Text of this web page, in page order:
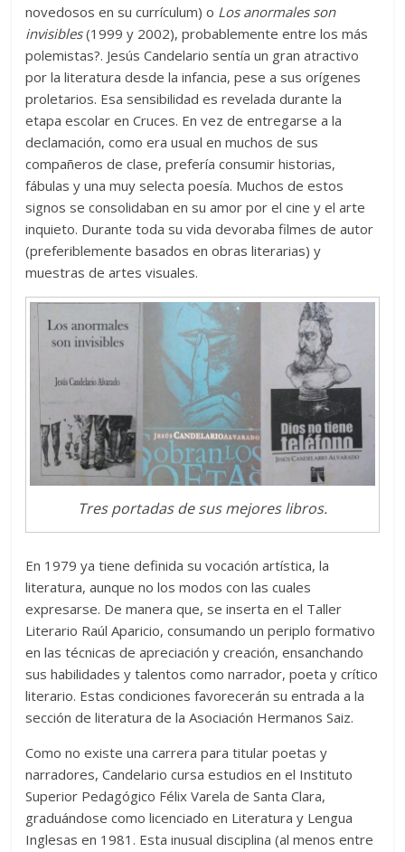
novedosos en su currículum) o Los anormales son
invisibles(1999 y 2002), probablemente entre los más
polemistas?. Jesús Candelario sentía un gran atractivo
por la literatura desde la infancia, pese a sus orígenes
proletarios. Esa sensibilidad es revelada durante la
etapa escolar en Cruces. En vez de entregarse a la
declamación, como era usual en muchos de sus
compañeros de clase, prefería consumir historias,
fábulas y una muy selecta poesía. Muchos de estos
signos se consolidaban en su amor por el cine y el arte
inquieto. Durante toda su vida devoraba filmes de autor
(preferiblemente basados en obras literarias) y
muestras de artes visuales.
Tres portadas de sus mejores libros.
En 1979 ya tiene definida su vocación artística, la
literatura, aunque no los modos con las cuales
expresarse. De manera que, se inserta en el Taller
Literario Raúl Aparicio, consumando un periplo formativo
en las técnicas de apreciación y creación, ensanchando
sus habilidades y talentos como narrador, poeta y crítico
literario. Estas condiciones favorecerán su entrada a la
sección de literatura de la Asociación Hermanos Saiz.
Como no existe una carrera para titular poetas y
narradores, Candelario cursa estudios en el Instituto
Superior Pedagógico Félix Varela de Santa Clara,
graduándose como licenciado en Literatura y Lengua
Inglesas en 1981. Esta inusual disciplina (al menos entre